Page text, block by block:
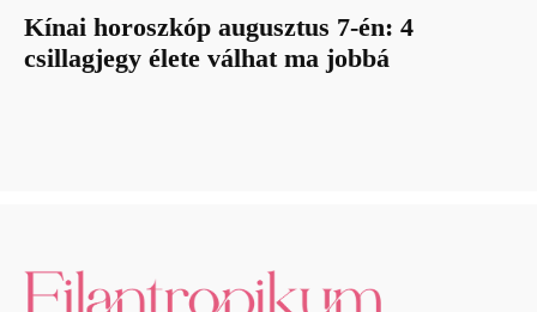
Kínai horoszkóp augusztus 7-én: 4
csillagjegy élete válhat ma jobbá